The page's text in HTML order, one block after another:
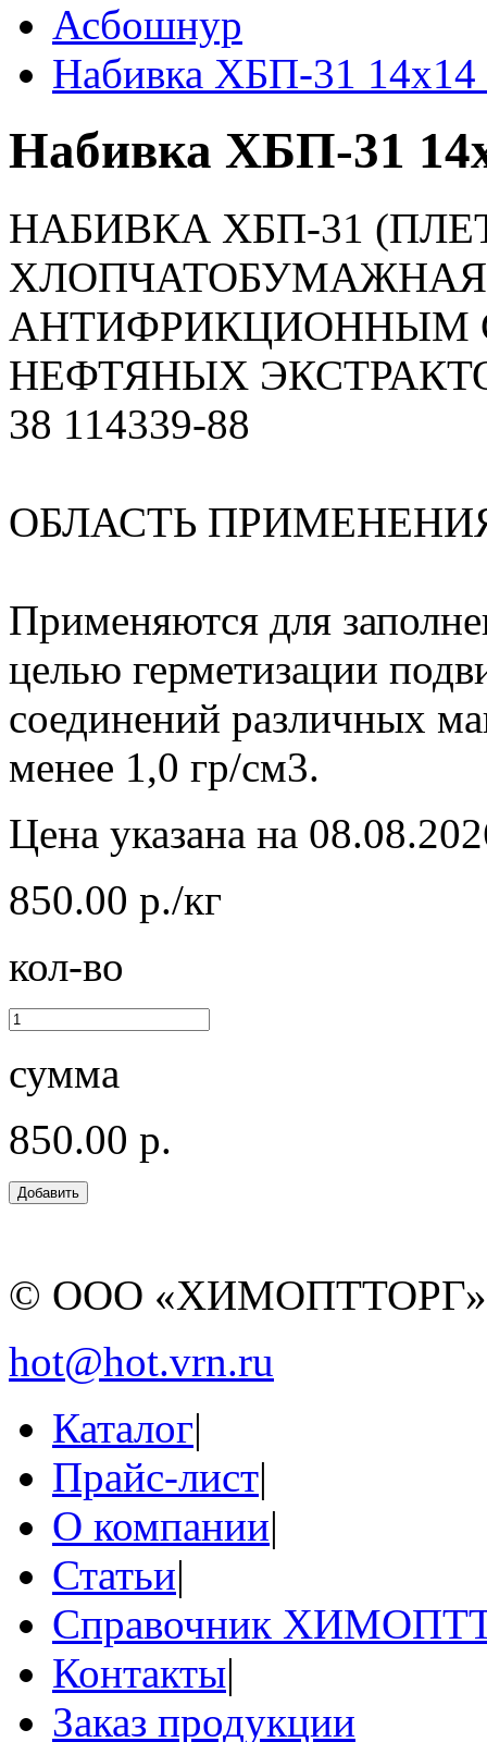
Асбошнур
Набивка ХБП-31
Набивка ХБП-31
НАБИВКА ХБП-31
АНТИФРИКЦИОННЫМ
НЕФТЯНЫХ
38 114339-88
ОБЛАСТЬ
Применяются для
целью герметизации
соединений различных
менее 1,0 гр/см3.
Цена указана на
850.00 р./кг
кол-во
сумма
850.00 р.
© ООО
hot@hot.vrn.ru
Каталог|
Прайс-лист|
О компании|
Статьи|
Справочник
Контакты|
Заказ продукции